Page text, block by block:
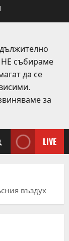
НЕ събираме
да се
за
LIVE
въздух